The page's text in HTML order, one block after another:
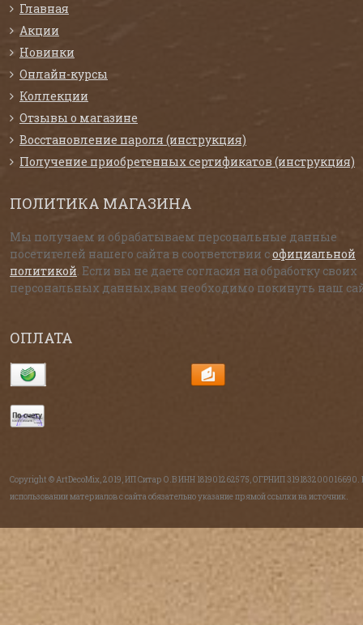
Главная
Акции
Новинки
Онлайн-курсы
Коллекции
Отзывы о магазине
Восстановление пароля (инструкция)
Получение приобретенных сертификатов (инструкция)
ПОЛИТИКА МАГАЗИНА
Мы получаем и обрабатываем персональные данные
посетителей нашего сайта в соответствии софициальной
политикой. Если вы не даете согласия на обработку своих
персональных данных,вам необходимо покинуть наш
ОПЛАТА
Copyright © ArtDecoMix, 2019, ИП Ситар О.В ИНН 181901262575, ОГРНИП 319183200016690.
использовании материалов с сайта обязательно указание прямой ссылки на источник.